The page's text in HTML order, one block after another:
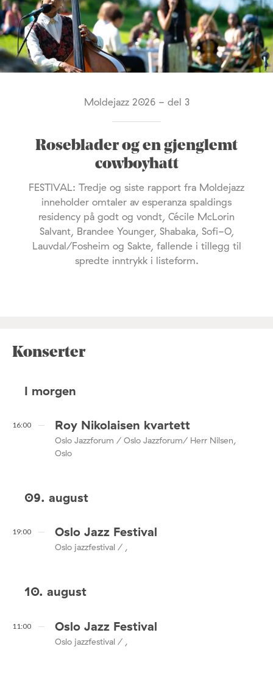
Moldejazz 2026 - del 3
Roseblader og en gjenglemt
cowboyhatt
FESTIVAL: Tredje og siste rapport fra Moldejazz
inneholder omtaler av esperanza spaldings
residency på godt og vondt, Cécile McLorin
Salvant, Brandee Younger, Shabaka, Sofi-O,
Lauvdal/Fosheim og Sakte, fallende i tillegg til
spredte inntrykk i listeform.
Konserter
I morgen
16:00 Roy Nikolaisen kvartett
Oslo Jazzforum / Oslo Jazzforum/ Herr Nilsen,
Oslo
09. august
19:00 Oslo Jazz Festival
Oslo jazzfestival / ,
10. august
11:00 Oslo Jazz Festival
Oslo jazzfestival / ,